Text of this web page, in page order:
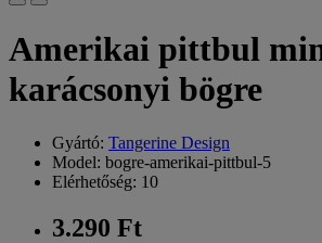
Amerikai pittbul
karácsonyi bögre
Gyártó: Tangerine Design
Model: bogre-amerikai-pittbul-5
Elérhetőség: 10
3.290 Ft